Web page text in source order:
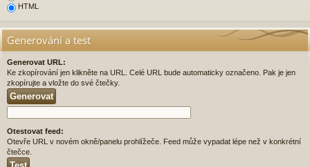
HTML
Generování a test
Generovat URL:
Ke zkopírování jen klikněte na URL. Celé URL bude automaticky označeno. Pak je jen
zkopírujte a vložte do své čtečky.
Otestovat feed:
Otevře URL v novém okně/panelu prohlížeče. Feed může vypadat lépe než v konkrétní
čtečce.